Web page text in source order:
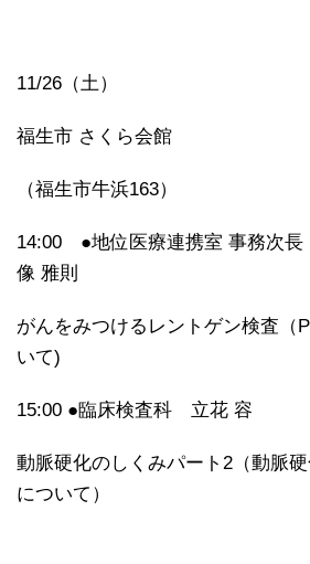
11/26（土）
福生市 さくら会館
（福生市牛浜163）
14:00 ●地位医療連携室 事務次
像 雅則
がんをみつけるレントゲン検査（
いて)
15:00 ●臨床検査科 立花 容
動脈硬化のしくみパート2（動脈
について）